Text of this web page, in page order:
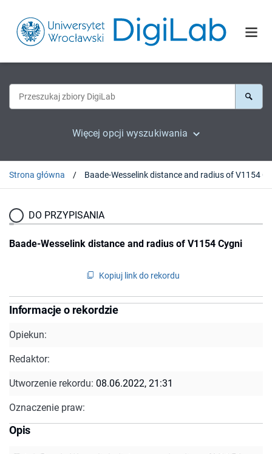
Więcej opcji wyszukiwania
Strona główna
DO PRZYPISANIA
Baade-Wesselink distance and radius of V1154 Cygni
Kopiuj link do rekordu
Informacje o rekordzie
Opiekun:
Redaktor:
Utworzenie rekordu: 08.06.2022, 21:31
Oznaczenie praw:
Opis